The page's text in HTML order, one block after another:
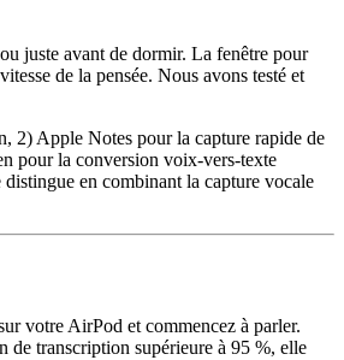
juste avant de dormir. La fenêtre pour
de la pensée. Nous avons testé et
2) Apple Notes pour la capture rapide de
pour la conversion voix-vers-texte
en combinant la capture vocale
votre AirPod et commencez à parler.
de transcription supérieure à 95 %, elle